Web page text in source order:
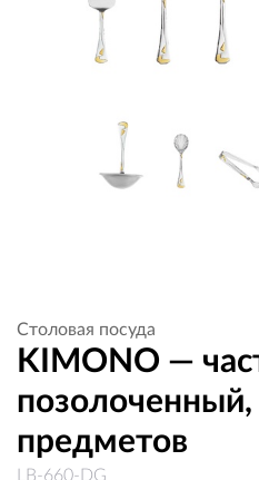
Столовая посуда
KIMONO —
позолоченный,
предметов
LB-660-DG